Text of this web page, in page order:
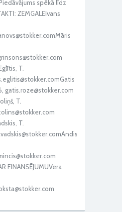
spēkā līdz
ZEMGALEIvans
T.
gatis.roze@stokker.com
T.
T.
FINANSĒJUMUVera